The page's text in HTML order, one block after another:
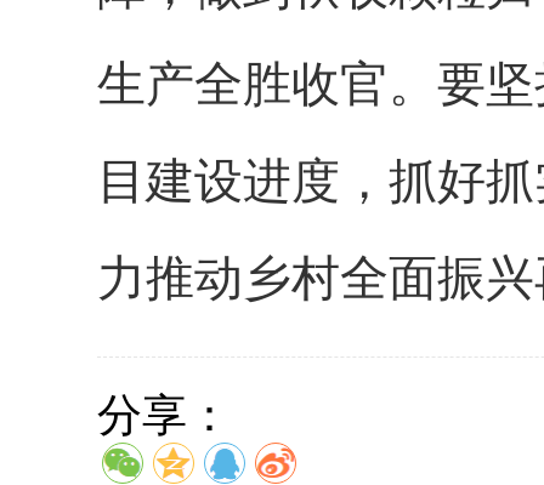
生产全胜收官。要
目建设进度，抓好
力推动乡村全面振
分享：